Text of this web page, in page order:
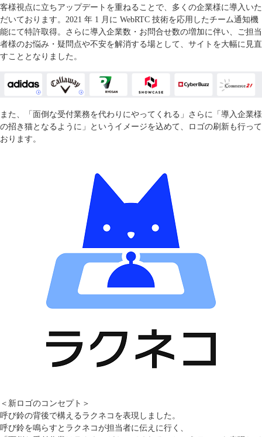
客様視点に立ちアップデートを重ねることで、多くの企業様に導入いた
だいております。2021 年 1 月に WebRTC 技術を応用したチーム通知機
能にて特許取得。さらに導入企業数・お問合せ数の増加に伴い、ご担当
者様のお悩み・疑問点や不安を解消する場として、サイトを大幅に見直
すこととなりました。
また、「面倒な受付業務を代わりにやってくれる」さらに「導入企業様
の招き猫となるように」というイメージを込めて、ロゴの刷新も行って
おります。
＜新ロゴのコンセプト＞
呼び鈴の背後で構えるラクネコを表現しました。
呼び鈴を鳴らすとラクネコが担当者に伝えに行く、